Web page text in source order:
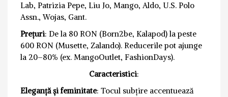
Lab, Patrizia Pepe, Liu Jo, Mango, Aldo, U.S. Polo
Assn., Wojas, Gant.
Prețuri: De la 80 RON (Born2be, Kalapod) la peste
600 RON (Musette, Zalando). Reducerile pot ajunge
la 20–80% (ex. MangoOutlet, FashionDays).
Caracteristici:
Eleganță și feminitate: Tocul subțire accentuează